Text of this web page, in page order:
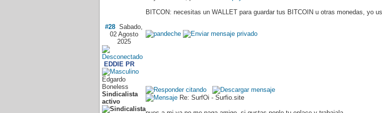
BITCON: necesitas un WALLET para guardar tus BITCOIN u otras monedas, yo
#28 Sabado,
02 Agosto
2025
EDDIE PR
Edgardo
Boneless
Sindicalista
activo
Re: SurfOi - Surfio.site